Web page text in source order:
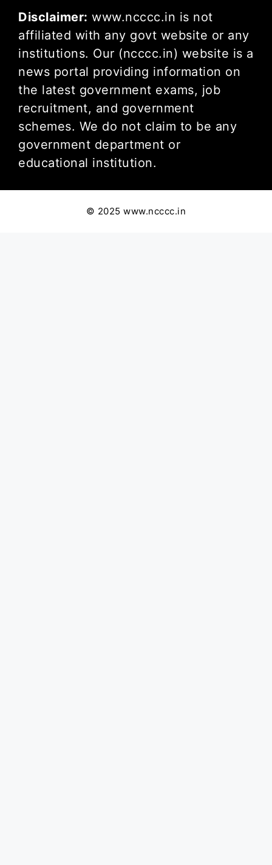
Disclaimer: www.ncccc.in is not
affiliated with any govt website or any
institutions. Our (ncccc.in) website is a
news portal providing information on
the latest government exams, job
recruitment, and government
schemes. We do not claim to be any
government department or
educational institution.
© 2025 www.ncccc.in